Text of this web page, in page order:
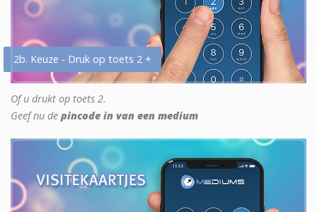
2b. Keuze - Druk op toets 2 +
Of u drukt op toets 2.
Geef nu de pincode in van een medium